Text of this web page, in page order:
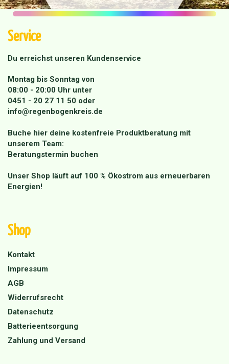
Service
Du erreichst unseren Kundenservice
Montag bis Sonntag von
08:00 - 20:00 Uhr unter
0451 - 20 27 11 50 oder
info@regenbogenkreis.de
Buche hier deine kostenfreie Produktberatung mit
unserem Team:
Beratungstermin buchen
Unser Shop läuft auf 100 % Ökostrom aus erneuerbaren
Energien!
Shop
Kontakt
Impressum
AGB
Widerrufsrecht
Datenschutz
Batterieentsorgung
Zahlung und Versand